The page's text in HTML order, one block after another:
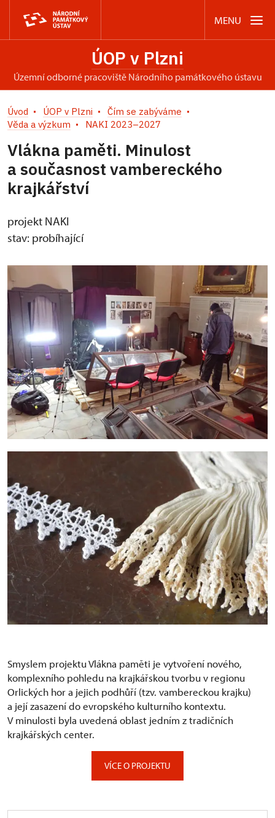
MENU
ÚOP v Plzni
územní odborné pracoviště Národního památkového ústavu
Úvod ÚOP v Plzni
Čím se zabýváme
Věda a výzkum
NAKI 2023–2027
Vlákna paměti. Minulost
a současnost vambereckého
krajkářství
projekt NAKI
stav: probíhající
Smyslem projektu Vlákna paměti je vytvoření nového,
komplexního pohledu na krajkářskou tvorbu v regionu
Orlických hor a jejich podhůří (tzv. vambereckou krajku)
a její zasazení do evropského kulturního kontextu.
V minulosti byla uvedená oblast jedním z tradičních
krajkářských center.
VÍCE O PROJEKTU